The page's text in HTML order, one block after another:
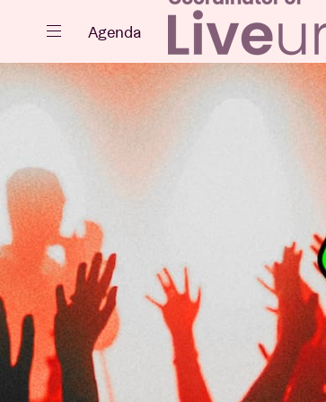
Fermer
Agenda
Projets
Actualités
Agenda